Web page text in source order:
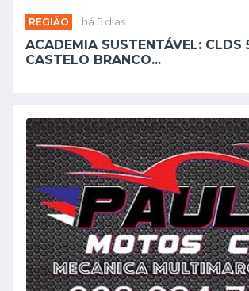
REGIÃO há 5 dias
ACADEMIA SUSTENTÁVEL: CLDS
CASTELO BRANCO...